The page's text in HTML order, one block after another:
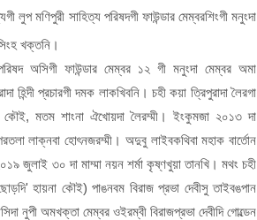
লুপ মণিপুরী সাহিত্য পরিষদগী ফাউন্ডার মেম্বরশিংগী মনুংদা
খক্তনি।
অসিগী ফাউন্ডার মেম্বর ১২ গী মনুংদা মেম্বর অমা
হিন্দী প্রচারগী দমক লাকখিবনি। চহী কয়া ত্রিপুরাদা লৈরগা
কৌই, মতম শাংনা ঐখোয়দা লৈরম্মী। ইংকুমজা ২০১৩ দা
লাক্নবা হোৎনজরম্মী। অদুবু লাইবকথিবা মহাক বার্তোন
জুলাই ৩০ দা মাম্মা নয়ন শর্মা কৃষ্ণখুয়া তানখি। মথং চহী
হায়না কৌই) পাঙনবম বিরাজ প্রভা দেবীসু তাইবঙপান
নুপী অমখক্তা মেম্বর ওইরম্বী বিরাজপ্রভা দেবীদি গোল্ডেন